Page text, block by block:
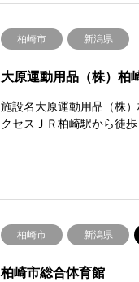
柏崎市 新潟県
大原運動用品（株）柏
施設名大原運動用品（株
クセスＪＲ柏崎駅から徒
柏崎市 新潟県
柏崎市総合体育館